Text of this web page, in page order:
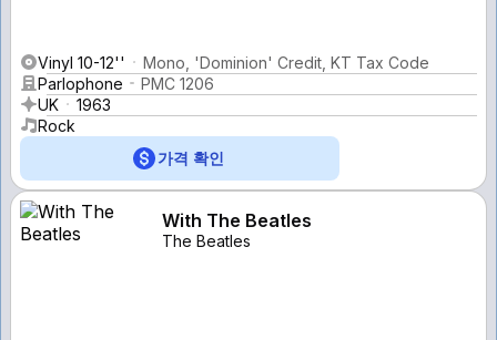
Vinyl 10-12''
Mono, 'Dominion' Credit, KT Tax Code
Parlophone
PMC 1206
UK
1963
Rock
가격 확인
With The Beatles
The Beatles